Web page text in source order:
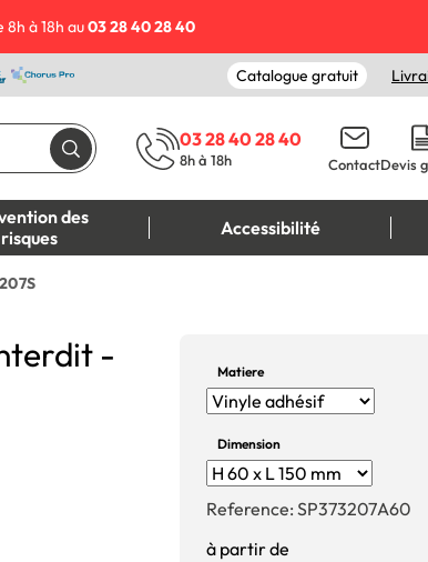
à 18h au03 28 40 28 40
Catalogue gratuit
03 28 40 28 40
8h à 18h ContactDevis
des
risques
Accessibilité
-
Matiere
Dimension
Reference: SP373207A60
à partir de